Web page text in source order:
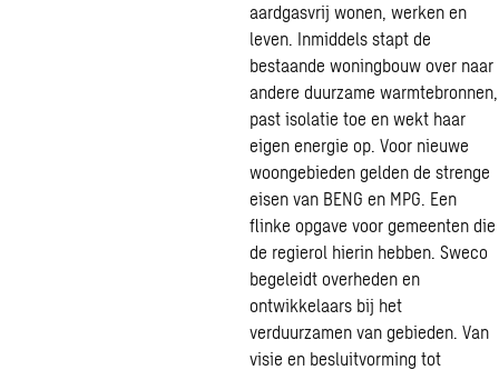
aardgasvrij wonen, werken en
leven. Inmiddels stapt de
bestaande woningbouw over naar
andere duurzame warmtebronnen,
past isolatie toe en wekt haar
eigen energie op. Voor nieuwe
woongebieden gelden de strenge
eisen van BENG en MPG. Een
flinke opgave voor gemeenten die
de regierol hierin hebben. Sweco
begeleidt overheden en
ontwikkelaars bij het
verduurzamen van gebieden. Van
visie en besluitvorming tot